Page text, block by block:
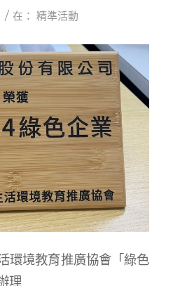
/ 在： 精準活動
環境教育推廣協會「綠色
理